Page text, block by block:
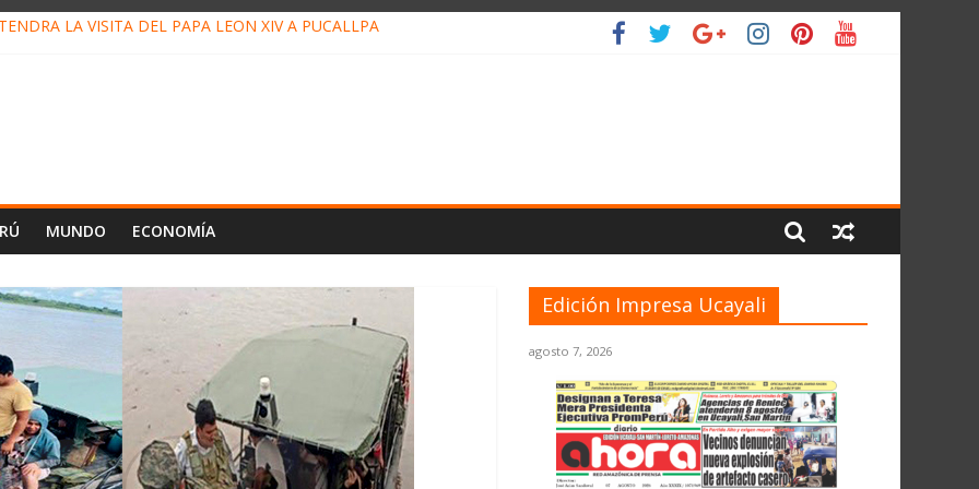
LA VISITA DEL PAPA LEÓN XIV A PUCALLPA
MUNDO ECONOMÍA
Edición Impresa Ucayali
agosto 7, 2026